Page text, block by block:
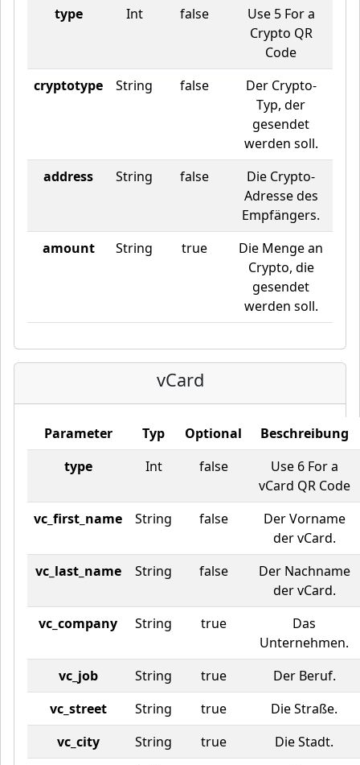
type
Int false
Use 5 For a
Crypto QR
Code
cryptotype
String false
Der Crypto-
Typ, der
gesendet
werden soll.
address
String false
Die Crypto-
Adresse des
Empfängers.
amount
String true
Die Menge an
Crypto, die
gesendet
werden soll.
vCard
Parameter Typ Optional
Beschreibung
type
Int false
Use 6 For a
vCard QR Code
vc_first_name
String false
Der Vorname
der vCard.
vc_last_name
String false
Der Nachname
der vCard.
vc_company
String true
Das
Unternehmen.
vc_job
String true
Der Beruf.
vc_street
String true
Die Straße.
vc_city
String true
Die Stadt.